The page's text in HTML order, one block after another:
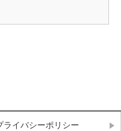
ライバシーポリシー